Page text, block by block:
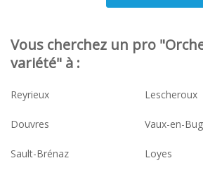
Vous cherchez un pro
variété" à :
Reyrieux Lescheroux
Douvres Vaux-en-
Sault-Brénaz Loyes